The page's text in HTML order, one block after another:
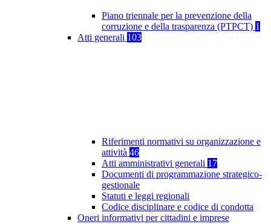
Piano triennale per la prevenzione della
corruzione e della trasparenza (PTPCT) 1
Atti generali 103
Riferimenti normativi su organizzazione e
attività 46
Atti amministrativi generali 17
Documenti di programmazione strategico-
gestionale
Statuti e leggi regionali
Codice disciplinare e codice di condotta
Oneri informativi per cittadini e imprese